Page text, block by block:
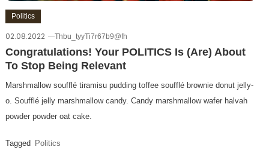
Politics
02.08.2022 Thbu_tyyTi7r67b9@fh
Congratulations! Your POLITICS Is (Are) About
To Stop Being Relevant
Marshmallow soufflé tiramisu pudding toffee soufflé brownie donut jelly-
o. Soufflé jelly marshmallow candy. Candy marshmallow wafer halvah
powder powder oat cake.
Tagged Politics